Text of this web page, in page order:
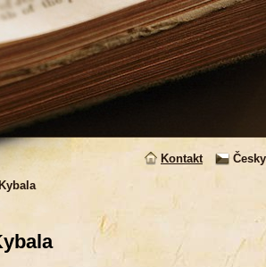
Kontakt Česky